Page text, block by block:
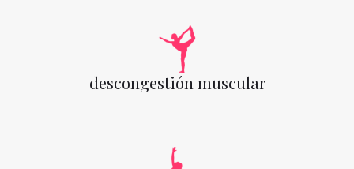
descongestión muscular